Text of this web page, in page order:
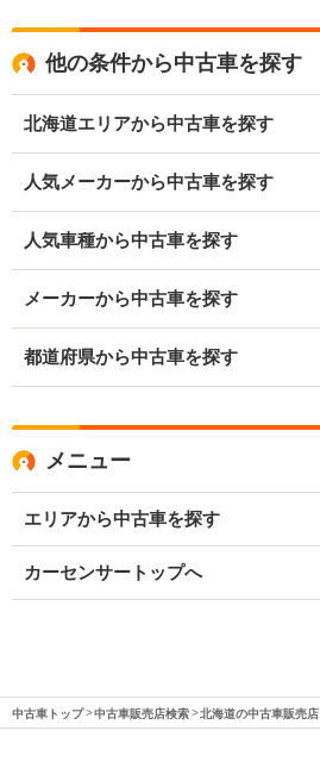
他の条件から中古車を探す
北海道エリアから中古車を探す
人気メーカーから中古車を探す
人気車種から中古車を探す
メーカーから中古車を探す
都道府県から中古車を探す
メニュー
エリアから中古車を探す
カーセンサートップへ
中古車トップ 中古車販売店検索 北海道の中古車販売店